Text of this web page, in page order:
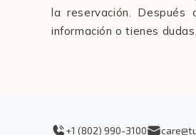
la reservación.
información o tienes
+1 (802) 990-3100